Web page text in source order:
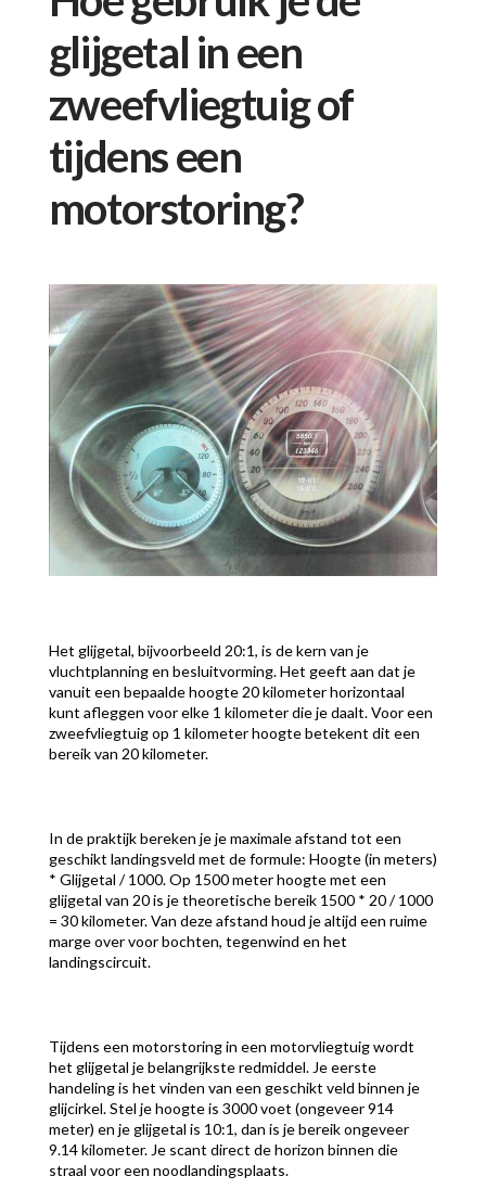
glijgetal in een
zweefvliegtuig of
tijdens een
motorstoring?
Het glijgetal, bijvoorbeeld 20:1, is de kern van je
vluchtplanning en besluitvorming. Het geeft aan dat je
vanuit een bepaalde hoogte 20 kilometer horizontaal
kunt afleggen voor elke 1 kilometer die je daalt. Voor een
zweefvliegtuig op 1 kilometer hoogte betekent dit een
bereik van 20 kilometer.
In de praktijk bereken je je maximale afstand tot een
geschikt landingsveld met de formule: Hoogte (in meters)
* Glijgetal / 1000. Op 1500 meter hoogte met een
glijgetal van 20 is je theoretische bereik 1500 * 20 / 1000
= 30 kilometer. Van deze afstand houd je altijd een ruime
marge over voor bochten, tegenwind en het
landingscircuit.
Tijdens een motorstoring in een motorvliegtuig wordt
het glijgetal je belangrijkste redmiddel. Je eerste
handeling is het vinden van een geschikt veld binnen je
glijcirkel. Stel je hoogte is 3000 voet (ongeveer 914
meter) en je glijgetal is 10:1, dan is je bereik ongeveer
9.14 kilometer. Je scant direct de horizon binnen die
straal voor een noodlandingsplaats.